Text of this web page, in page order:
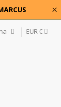
×
EUR €